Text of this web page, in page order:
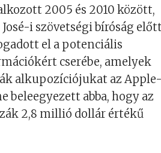
2005 és 2010 között,
i szövetségi bíróság
el a potenciális
cserébe, amelyek
alkupozíciójukat az
beleegyezett abba, hogy az
2,8 millió dollár értékű